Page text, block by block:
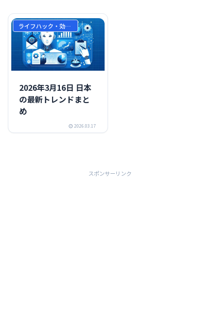
ライフハック・効率化
2026年3月16日 日本
の最新トレンドまと
め
2026.03.17
スポンサーリンク